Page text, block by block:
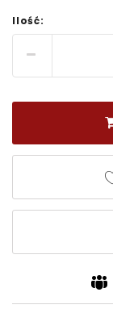
Ilość: